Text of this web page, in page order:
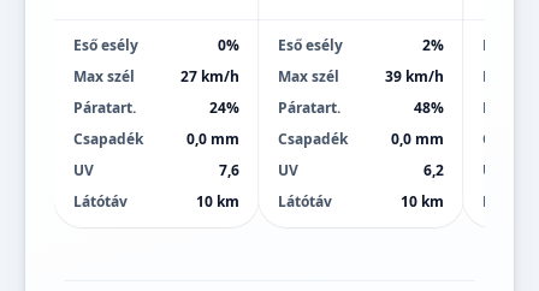
Eső esély
0%
Max szél
27 km/h
Páratart.
24%
Csapadék
0,0 mm
UV
7,6
Látótáv
10 km
Eső esély
2%
Max szél
39 km/h
Páratart.
48%
Csapadék
0,0 mm
UV
6,2
Látótáv
10 km
Eső
Max
UV
Látótáv